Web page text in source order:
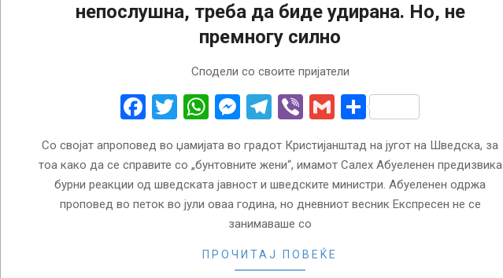
непослушна, треба да биде удирана. Но, не
премногу силно
Сподели со своите пријатели
Facebook
Twitter
WhatsApp
Messenger
Telegram
ViberGmailShare
Со својат апроповед во џамијата во градот Кристијанштад на југот на Шведска, за
тоа како да се справите со „бунтовните жени“, имамот Салех Абуеленен предизвика
бурни реакции од шведската јавност и шведските министри. Абуеленен одржа
проповед во петок во јули оваа година, но дневниот весник Експресен не се
занимаваше со
ПРОЧИТАЈ ПОВЕЌЕ